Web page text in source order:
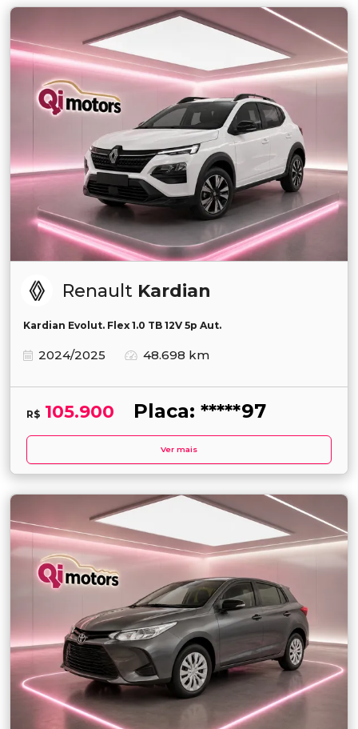
Renault Kardian
Kardian Evolut. Flex 1.0 TB 12V 5p Aut.
2024/2025 48.698 km
R$ 105.900 Placa: *****97
Ver mais